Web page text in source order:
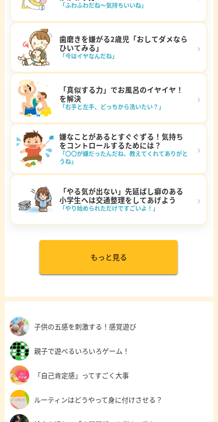
「ふわふわだね～気持ちいいね」
歯磨きを嫌がる2歳児「おしてダメなら
ひいてみる」
「今はイヤなんだね」
›
「真似する力」でお風呂のイヤイヤ！
を解決
「右手と左手、どっちから洗いたい？」
›
嫌なことがあるとすぐぐずる！気持ち
をコントロールするためには？
「〇〇が嫌だったんだね、教えてくれてありがと
うね」
›
「やる気が出ない」先延ばし癖のある
小学生へは交通整理をしてあげよう
「やり始められただけですごいよ！」
›
もっと見る
子供の五感を刺激する！感覚遊び
親子で遊べるいろいろゲーム！
「自己肯定感」ってすごく大事
ルーティンはどうやって身に付けさせる？